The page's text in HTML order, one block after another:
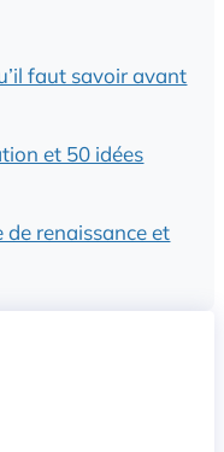
faut savoir avant
et 50 idées
renaissance et